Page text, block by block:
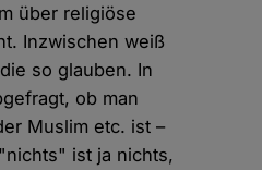
über religiöse
Inzwischen weiß
so glauben. In
ob man
Muslim etc. ist –
ist ja nichts,